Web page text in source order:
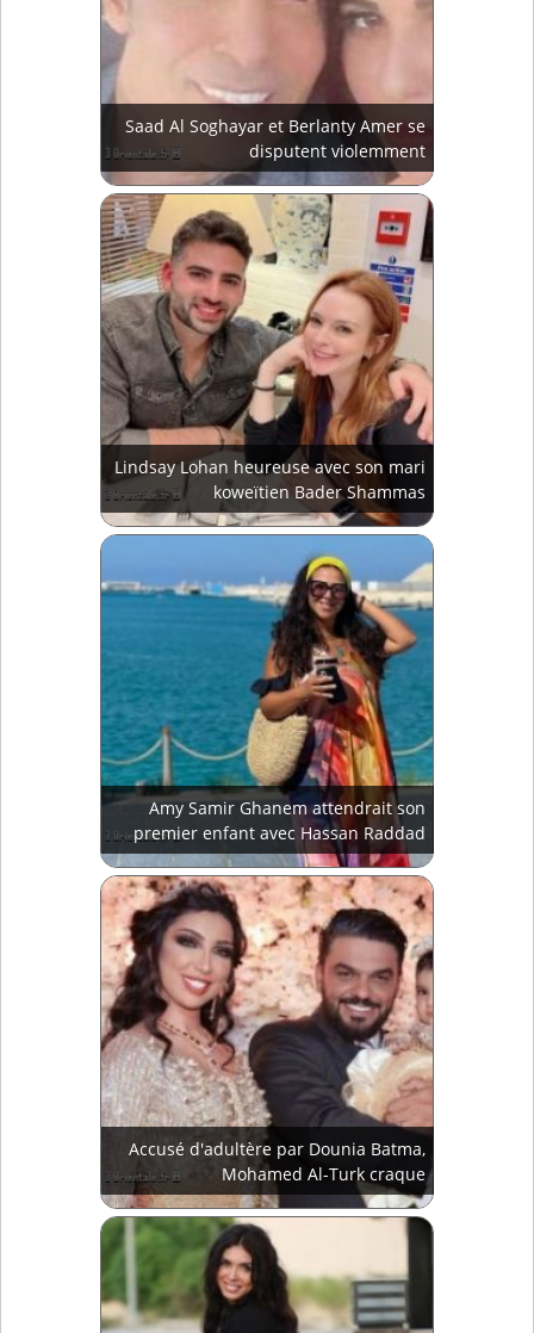
Saad Al Soghayar et Berlanty Amer se
disputent violemment
Lindsay Lohan heureuse avec son mari
koweïtien Bader Shammas
Amy Samir Ghanem attendrait son
premier enfant avec Hassan Raddad
Accusé d'adultère par Dounia Batma,
Mohamed Al-Turk craque